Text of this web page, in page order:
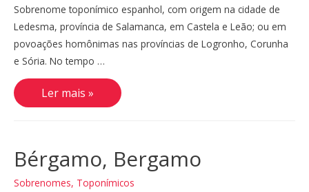
Sobrenome toponímico espanhol, com origem na cidade de
Ledesma, província de Salamanca, em Castela e Leão; ou em
povoações homônimas nas províncias de Logronho, Corunha
e Sória. No tempo …
Ledesma
Ler mais »
Bérgamo, Bergamo
Sobrenomes, Toponímicos